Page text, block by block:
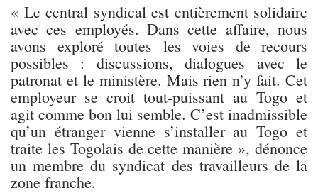
« Le central syndical est entièrement solidaire
avec ces employés. Dans cette affaire, nous
avons exploré toutes les voies de recours
possibles : discussions, dialogues avec le
patronat et le ministère. Mais rien n’y fait. Cet
employeur se croit tout-puissant au Togo et
agit comme bon lui semble. C’est inadmissible
qu’un étranger vienne s’installer au Togo et
traite les Togolais de cette manière », dénonce
un membre du syndicat des travailleurs de la
zone franche.